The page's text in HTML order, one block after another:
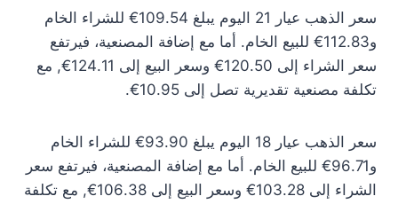
سعر الذهب عيار 21 اليوم يبلغ 109.54€ للشراء الخام
و112.83€ للبيع الخام. أما مع إضافة المصنعية، فيرتفع
سعر الشراء إلى 120.50€ وسعر البيع إلى 124.11€, مع
تكلفة مصنعية تقديرية تصل إلى 10.95€.
سعر الذهب عيار 18 اليوم يبلغ 93.90€ للشراء الخام
و96.71€ للبيع الخام. أما مع إضافة المصنعية، فيرتفع سعر
الشراء إلى 103.28€ وسعر البيع إلى 106.38€, مع تكلفة